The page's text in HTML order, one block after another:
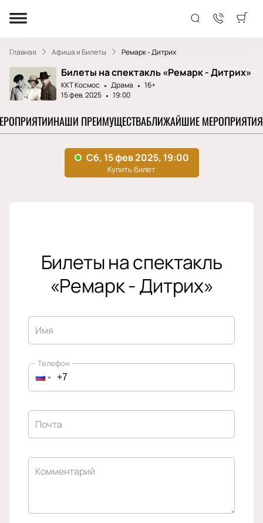
Главная Афиша и Билеты Ремарк - Дитрих
Билеты на спектакль «Ремарк - Дитрих»
ККТ Космос Драма
16+
15 фев. 2025
19:00
НАШИ ПРЕИМУЩЕСТВАБЛИЖАЙШИЕ МЕРОПРИЯТИЯ
Билеты на спектакль
«Ремарк - Дитрих»
Имя
Телефон
Почта
Комментарий